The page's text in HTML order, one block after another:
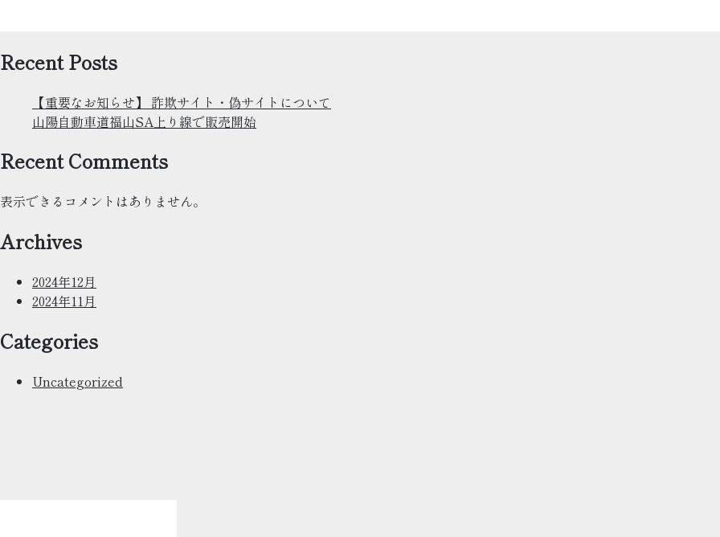
福
山
Recent Posts
【重要なお知らせ】 詐欺サイト・偽サイトについて
山陽自動車道福山SA上り線で販売開始
Recent Comments
表示できるコメントはありません。
Archives
2024年12月
2024年11月
Categories
Uncategorized